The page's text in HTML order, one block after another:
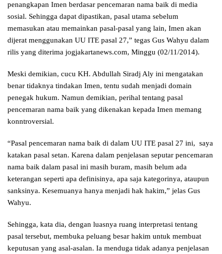
penangkapan Imen berdasar pencemaran nama baik di media
sosial. Sehingga dapat dipastikan, pasal utama sebelum
memasukan atau memainkan pasal-pasal yang lain, Imen akan
dijerat menggunakan UU ITE pasal 27,” tegas Gus Wahyu dalam
rilis yang diterima jogjakartanews.com, Minggu (02/11/2014).
Meski demikian, cucu KH. Abdullah Siradj Aly ini mengatakan
benar tidaknya tindakan Imen, tentu sudah menjadi domain
penegak hukum. Namun demikian, perihal tentang pasal
pencemaran nama baik yang dikenakan kepada Imen memang
konntroversial.
“Pasal pencemaran nama baik di dalam UU ITE pasal 27 ini, saya
katakan pasal setan. Karena dalam penjelasan seputar pencemaran
nama baik dalam pasal ini masih buram, masih belum ada
keterangan seperti apa definisinya, apa saja kategorinya, ataupun
sanksinya. Kesemuanya hanya menjadi hak hakim,” jelas Gus
Wahyu.
Sehingga, kata dia, dengan luasnya ruang interpretasi tentang
pasal tersebut, membuka peluang besar hakim untuk membuat
keputusan yang asal-asalan. Ia menduga tidak adanya penjelasan